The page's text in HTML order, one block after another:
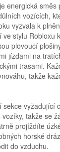
je energická směs
vozících,
vyzvala k
stylu Robloxu
plovoucí
jízdami na
trasami.
takže
vyžadující
takže se
projíždíte
horské
do vzduchu.